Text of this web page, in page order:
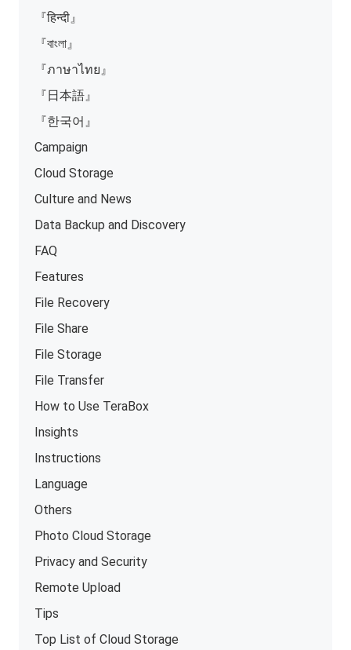
『हिन्दी』
『বাংলা』
『ภาษาไทย』
『日本語』
『한국어』
Campaign
Cloud Storage
Culture and News
Data Backup and Discovery
FAQ
Features
File Recovery
File Share
File Storage
File Transfer
How to Use TeraBox
Insights
Instructions
Language
Others
Photo Cloud Storage
Privacy and Security
Remote Upload
Tips
Top List of Cloud Storage